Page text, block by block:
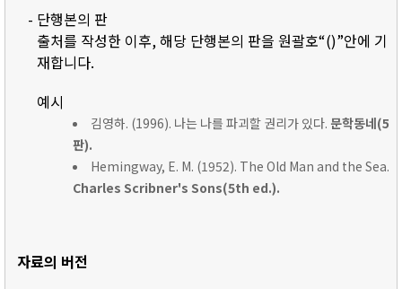
- 단행본의 판
출처를 작성한 이후, 해당 단행본의 판을 원괄호“()”안에 기
재합니다.
예시
김영하. (1996). 나는 나를 파괴할 권리가 있다. 문학동네(5
판).
Hemingway, E. M. (1952). The Old Man and the Sea.
Charles Scribner's Sons(5th ed.).
자료의 버전